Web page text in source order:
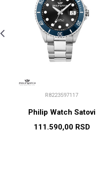
R8223597117
Philip Watch Satovi
111.590,00 RSD